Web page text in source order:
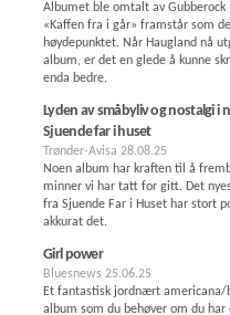
Albumet ble omtalt av Gubberock
«Kaffen fra i går» framstår som
høydepunktet. Når Haugland nå
album, er det en glede å kunne
enda bedre.
Lyden av småbyliv og nostalgi i
Sjuende far i huset
Trønder-Avisa 28.08.25
Noen album har kraften til å
minner vi har tatt for gitt. Det
fra Sjuende Far i Huset har stort
akkurat det.
Girl power
Bluesnews 25.06.25
Et fantastisk jordnært americana/
album som du behøver om du